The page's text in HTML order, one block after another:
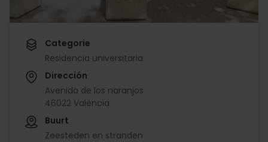
Categorie
Residencia universitaria
Dirección
Avenida de los naranjos
46022 València
Buurt
Zeesteden en stranden